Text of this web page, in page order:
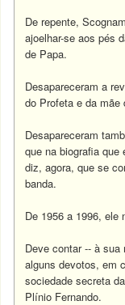
De repente,
ajoelhar-se aos pés
de Papa.
Desapareceram a
do Profeta e da mãe
Desapareceram
que na biografia
diz, agora, que se
banda.
De 1956 a 1996, ele
Deve contar -- à
alguns devotos, em
sociedade secreta
Plínio Fernando.